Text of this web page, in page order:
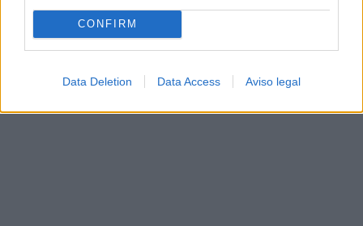
CONFIRM
Data Deletion Data Access Aviso legal